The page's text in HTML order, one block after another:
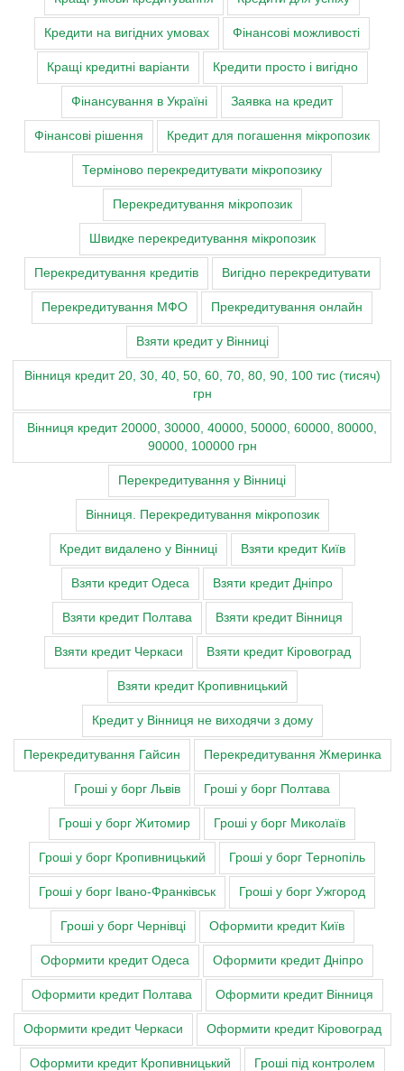
Кредити на вигідних умовах Фінансові можливості
Кращі кредитні варіанти Кредити просто і вигідно
Фінансування в Україні Заявка на кредит
Фінансові рішення Кредит для погашення мікропозик
Терміново перекредитувати мікропозику
Перекредитування мікропозик
Швидке перекредитування мікропозик
Перекредитування кредитів Вигідно перекредитувати
Перекредитування МФО Прекредитування онлайн
Взяти кредит у Вінниці
Вінниця кредит 20, 30, 40, 50, 60, 70, 80, 90, 100 тис (тисяч)
грн
Вінниця кредит 20000, 30000, 40000, 50000, 60000, 80000,
90000, 100000 грн
Перекредитування у Вінниці
Вінниця. Перекредитування мікропозик
Кредит видалено у Вінниці Взяти кредит Київ
Взяти кредит Одеса Взяти кредит Дніпро
Взяти кредит Полтава Взяти кредит Вінниця
Взяти кредит Черкаси Взяти кредит Кіровоград
Взяти кредит Кропивницький
Кредит у Вінниця не виходячи з дому
Перекредитування Гайсин Перекредитування Жмеринка
Гроші у борг Львів Гроші у борг Полтава
Гроші у борг Житомир Гроші у борг Миколаїв
Гроші у борг Кропивницький Гроші у борг Тернопіль
Гроші у борг Івано-Франківськ Гроші у борг Ужгород
Гроші у борг Чернівці Оформити кредит Київ
Оформити кредит Одеса Оформити кредит Дніпро
Оформити кредит Полтава Оформити кредит Вінниця
Оформити кредит Черкаси Оформити кредит Кіровоград
Оформити кредит Кропивницький Гроші під контролем